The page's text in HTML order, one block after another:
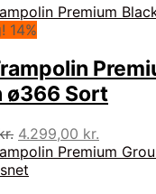
14%
ø366 Sort
Den
oprindelige
pris
4.299,00 kr.
aktuelle